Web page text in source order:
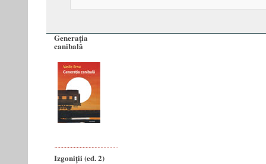
Generaţia
canibală
Izgoniții (ed. 2)